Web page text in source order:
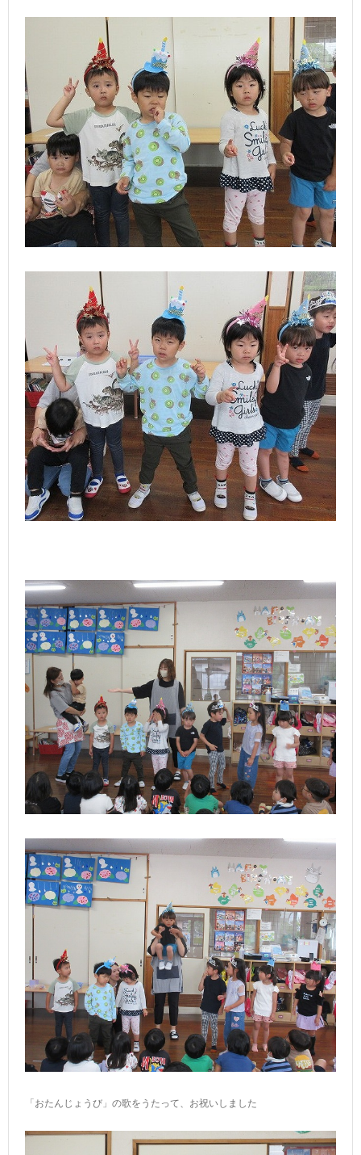
「おたんじょうび」の歌をうたって、お祝いしました